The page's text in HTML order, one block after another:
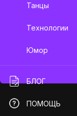
Танцы
Технологии
Юмор
БЛОГ
ПОМОЩЬ